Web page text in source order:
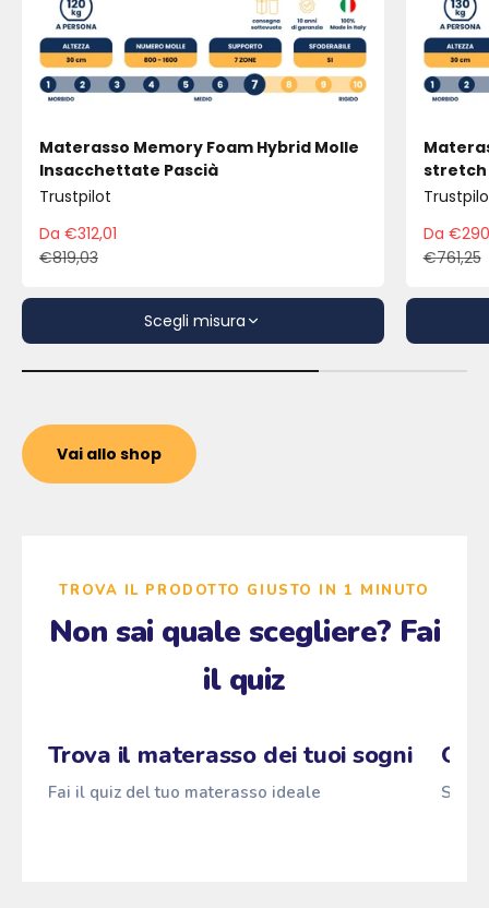
Materasso Memory Foam Hybrid Molle
Insacchettate Pascià
Trustpilot
Prezzo scontato
Da €312,01
Prezzo
€819,03
Scegli misura
stretch
Da
€761,25
Vai allo shop
TROVA IL PRODOTTO GIUSTO IN 1 MINUTO
Non sai quale scegliere? Fai
il quiz
Trova il materasso dei tuoi sogni
Fai il quiz del tuo materasso ideale